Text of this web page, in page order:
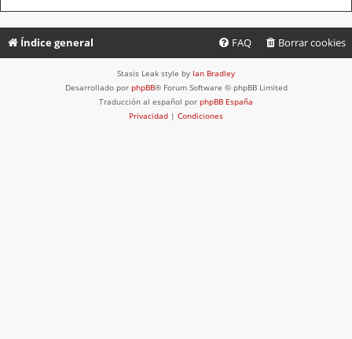
Índice general Borrar cookies
FAQ
Stasis Leak style by Ian Bradley
Desarrollado por phpBB® Forum Software © phpBB Limited
Traducción al español por phpBB España
Privacidad | Condiciones